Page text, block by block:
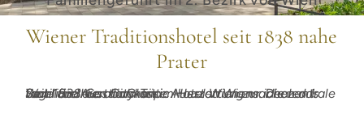
Wiener Traditionshotel seit 1838 nahe
Prater
Seit 1838 Gastlichkeit im Herzen Wiens. Die zentrale Lage und die charmante Ausstattung machen das familiäre Austria Classic Hotel Wien zur idealen 1. Wahl für Ihren City-Trip.